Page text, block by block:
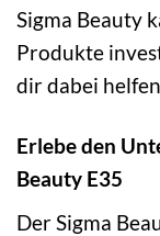
Sigma Beauty
Produkte
dir dabei
Erlebe den
Beauty E35
Der Sigma